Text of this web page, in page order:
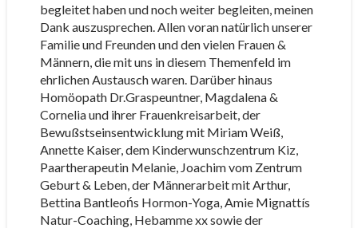
begleitet haben und noch weiter begleiten, meinen
Dank auszusprechen. Allen voran natürlich unserer
Familie und Freunden und den vielen Frauen &
Männern, die mit uns in diesem Themenfeld im
ehrlichen Austausch waren. Darüber hinaus
Homöopath Dr.Graspeuntner, Magdalena &
Cornelia und ihrer Frauenkreisarbeit, der
Bewußstseinsentwicklung mit Miriam Weiß,
Annette Kaiser, dem Kinderwunschzentrum Kiz,
Paartherapeutin Melanie, Joachim vom Zentrum
Geburt & Leben, der Männerarbeit mit Arthur,
Bettina Bantleońs Hormon-Yoga, Amie Mignattís
Natur-Coaching, Hebamme xx sowie der